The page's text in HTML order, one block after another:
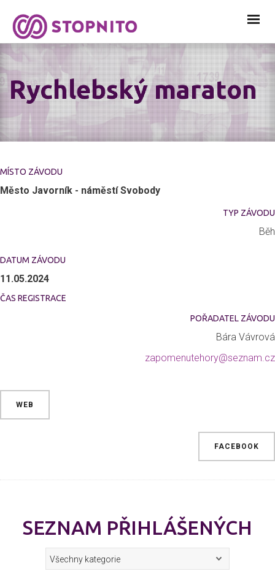
Rychlebský maraton
MÍSTO ZÁVODU
Město Javorník - náměstí Svobody
TYP ZÁVODU
Běh
DATUM ZÁVODU
11.05.2024
ČAS REGISTRACE
POŘADATEL ZÁVODU
Bára Vávrová
zapomenutehory@seznam.cz
WEB
FACEBOOK
SEZNAM PŘIHLÁŠENÝCH